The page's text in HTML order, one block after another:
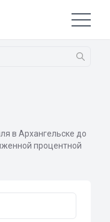
в Архангельске до
процентной